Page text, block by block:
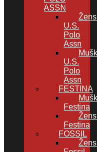
ASSN
U.S.
Polo
Assn
U.S.
Polo
Assn
FESTINA
Festina
Festina
FOSSIL